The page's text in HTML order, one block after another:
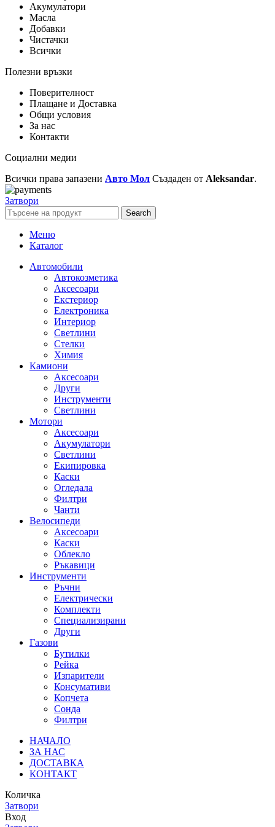
Акумулатори
Масла
Добавки
Чистачки
Всички
Полезни връзки
Поверителност
Плащане и Доставка
Общи условия
За нас
Контакти
Социални медии
Всички права запазени Авто Мол Създаден от Aleksandar.
Затвори
Search
Меню
Каталог
Автомобили
Автокозметика
Аксесоари
Екстериор
Електроника
Интериор
Светлини
Стелки
Химия
Камиони
Аксесоари
Други
Инструменти
Светлини
Мотори
Аксесоари
Акумулатори
Светлини
Екипировка
Каски
Огледала
Филтри
Чанти
Велосипеди
Аксесоари
Каски
Облекло
Ръкавици
Инструменти
Ръчни
Електрически
Комплекти
Специализирани
Други
Газови
Бутилки
Рейка
Изпарители
Консумативи
Копчета
Сонда
Филтри
НАЧАЛО
ЗА НАС
ДОСТАВКА
КОНТАКТ
Количка
Затвори
Вход